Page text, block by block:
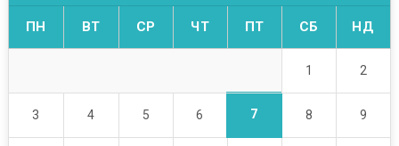
ПН ВТ СР ЧТ ПТ СБ НД
1 2
3 4 5 6 7 8 9